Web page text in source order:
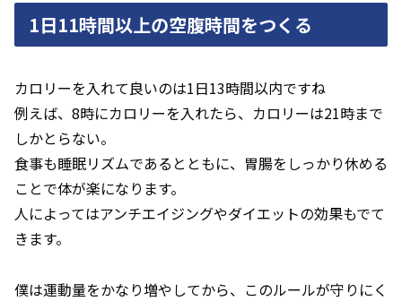
1日11時間以上の空腹時間をつくる
カロリーを入れて良いのは1日13時間以内ですね
例えば、8時にカロリーを入れたら、カロリーは21時まで
しかとらない。
食事も睡眠リズムであるとともに、胃腸をしっかり休める
ことで体が楽になります。
人によってはアンチエイジングやダイエットの効果もでて
きます。
僕は運動量をかなり増やしてから、このルールが守りにく